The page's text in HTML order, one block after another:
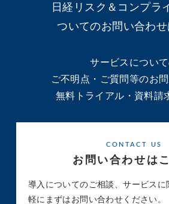
日経リスク＆コンプラ
ついてのお問い合わせ
サービスについ
ご不明点・ご質問等のお
無料トライアル・資料請
CONTACT US
お問い合わせは
導入についてのご相談、サービスに
軽にまずはお問い合わせください。